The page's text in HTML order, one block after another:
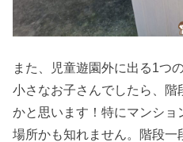
また、児童遊園外に出る1つ
小さなお子さんでしたら、階
かと思います！特にマンシ
場所かも知れません。階段